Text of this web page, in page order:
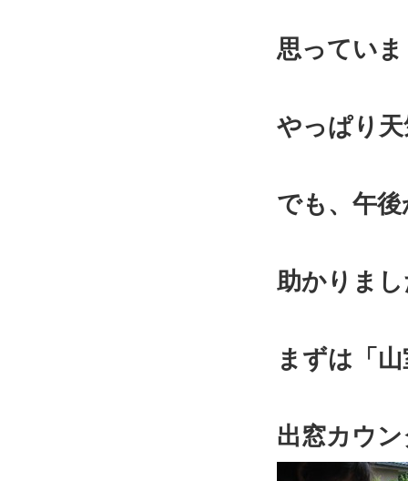
思ってい
やっぱり
でも、午
助かりま
まずは「
出窓カウ